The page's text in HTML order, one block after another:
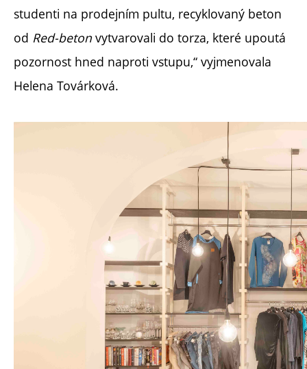
studenti na prodejním pultu, recyklovaný beton
od Red-betonvytvarovali do torza, které upoutá
pozornost hned naproti vstupu,“ vyjmenovala
Helena Továrková.